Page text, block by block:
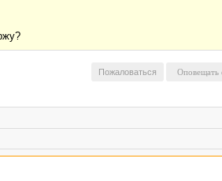
Пожаловаться